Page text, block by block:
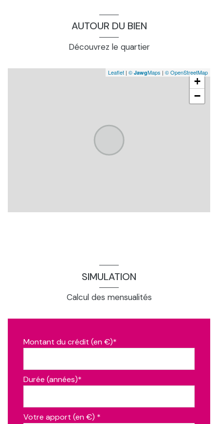
AUTOUR DU BIEN
Découvrez le quartier
+
−
Leaflet | © JawgMaps | © OpenStreetMap
SIMULATION
Calcul des mensualités
Montant du crédit (en €)*
Durée (années)*
Votre apport (en €) *